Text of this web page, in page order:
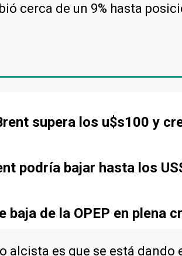
cerca de un 9% hasta
supera los u$s100 y
podría bajar hasta los
baja de la OPEP en plena
alcista es que se está